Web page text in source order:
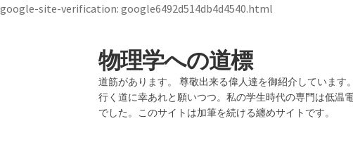
google-site-verification: google6492d514db4d4540.html
ナ
ビ
ゲ
ー
コ
ン
テ
ン
物理学への道標
道筋があります。 尊敬出来る偉人達を御紹介しています
行く道に幸あれと願いつつ。私の学生時代の専門は低温
でした。このサイトは加筆を続ける纏めサイトです。